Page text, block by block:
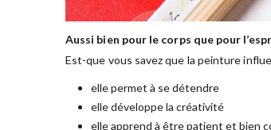
Aussi bien pour le corps que pour
Est-que vous savez que la peinture
elle permet à se détendre
elle développe la créativité
elle apprend à être patient et bien